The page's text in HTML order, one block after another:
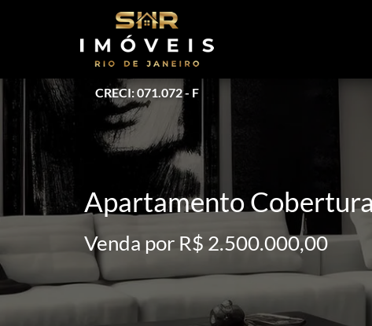
CRECI: 071.072 - F
Apartamento
Venda por R$ 2.500.000,00